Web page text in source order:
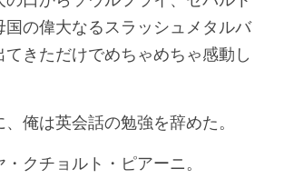
国の偉大なるスラッシュメタルバ
てきただけでめちゃめちゃ感動し
俺は英会話の勉強を辞めた。
クチョルト・ピアーニ。